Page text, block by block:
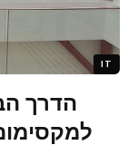
IT
הדרך